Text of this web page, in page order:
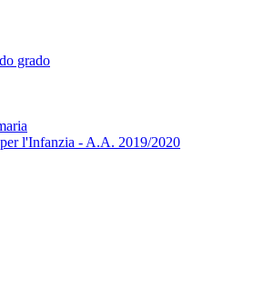
grado
l'Infanzia - A.A. 2019/2020